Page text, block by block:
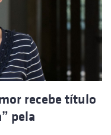
recebe título
pela